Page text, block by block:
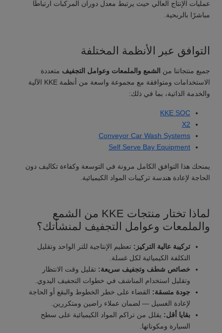
عمليات الإنتاج العالي حيث يرتبط معدل دوران المركبات ارتباطًا
مباشرًا بالربحية.
التوافق عبر الأنظمة المختلفة
جميع منتجاتنا من الشمع والملمعات وعوامل التجفيف متعددة
الاستخدامات ومتوافقة مع مجموعة واسعة من أنظمة KKE الآلية
والخدمة الذاتية، بما في ذلك:
KKE SOC
X2
Conveyor Car Wash Systems
Self Serve Bay Equipment
يمنحك هذا التوافق الكامل مرونة في التوسعة وكفاءة تكاليف دون
الحاجة لإعادة هندسة تركيبات المواد الكيميائية.
لماذا تختار منتجات KKE من الشمع
والملمعات وعوامل التجفيف لمنشأتك؟
تركيبة عالية التركيز: تعظيم الإنتاجية للتر الواحد وتقليل
التكلفة الكيميائية لكل غسلة.
خصائص شطف وتجفيف سريعة: تقليل وقت الانتظار
وتقليل استخدام المناشف في خطوات التجفيف اليدوي.
جودة متسقة: القضاء على خطر الخطوط والبقع أو الحاجة
لإعادة الغسيل — لضمان عملاء راضين ومتكررين.
بقايا أقل: يقلل من تراكم المواد الكيميائية على سطح
السيارة ومكوناتها.